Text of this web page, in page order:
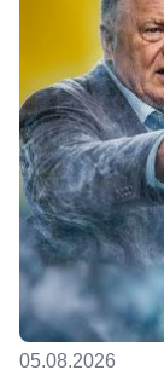
05.08.2026